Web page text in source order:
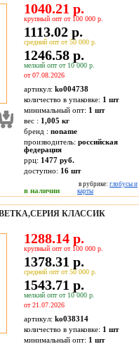
1040.21 р.
крупный опт от 100 000 р.
1113.02 р.
средний опт от 50 000 р.
1246.58 р.
мелкий опт от 10 000 р.
от 07.08.2026
артикул: ko004738
количество в упаковке: 1 шт
минимальный опт: 1 шт
вес : 1,005 кг
бренд : noname
производитель: российская
федерация
ррц: 1477 руб.
доступно: 16 шт
в наличии
в рубрике: глобусы и
карты
КЛАССИК
1288.14 р.
крупный опт от 100 000 р.
1378.31 р.
средний опт от 50 000 р.
1543.71 р.
мелкий опт от 10 000 р.
от 21.07.2026
артикул: ko038314
количество в упаковке: 1 шт
минимальный опт: 1 шт